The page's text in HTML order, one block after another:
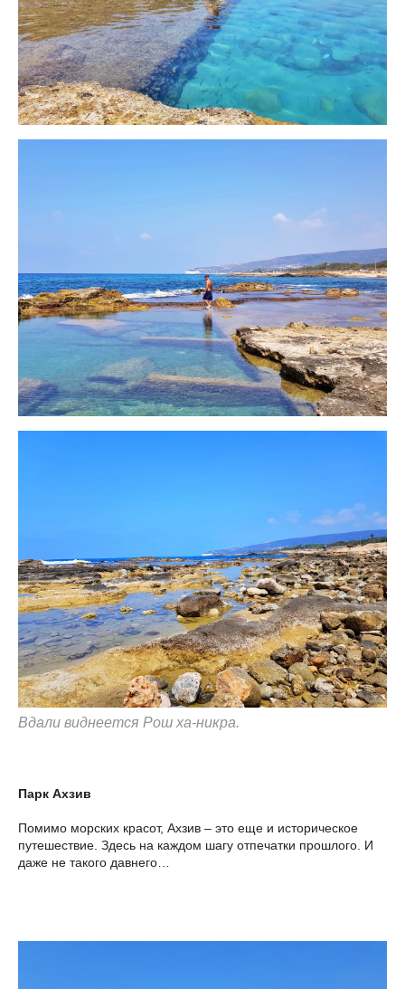
Вдали виднеется Рош ха-никра.
Парк Ахзив
Помимо морских красот, Ахзив – это еще и историческое
путешествие. Здесь на каждом шагу отпечатки прошлого. И
даже не такого давнего…